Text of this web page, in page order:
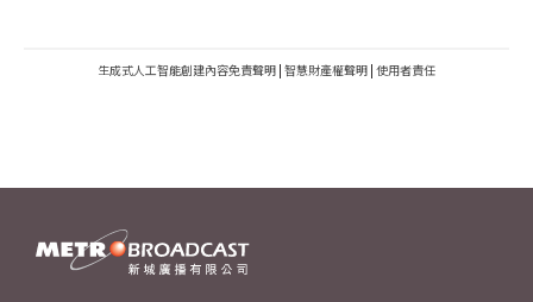
生成式人工智能創建內容免責聲明 | 智慧財產權聲明 | 使用者責任